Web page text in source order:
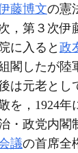
藤博文の憲
，第３次伊
に入ると 政
閣したが陸
は元老とし
を，1924年
・政党内閣
議の首席全